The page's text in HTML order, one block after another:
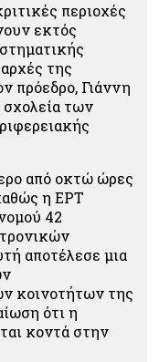
περιοχές
εκτός
της
πρόεδρο, Γιάννη
των
από οκτώ ώρες
η ΕΡΤ
42
αποτέλεσε μια
κοινοτήτων της
ότι η
κοντά στην